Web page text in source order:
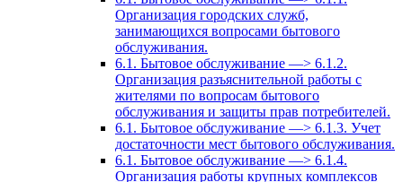
Организация городских служб,
занимающихся вопросами бытового
обслуживания.
6.1. Бытовое обслуживание —> 6.1.2.
Организация разъяснительной работы с
жителями по вопросам бытового
обслуживания и защиты прав потребителей.
6.1. Бытовое обслуживание —> 6.1.3. Учет
достаточности мест бытового обслуживания.
6.1. Бытовое обслуживание —> 6.1.4.
Организация работы крупных комплексов